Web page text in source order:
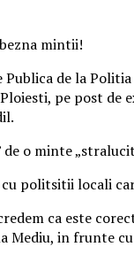
mintii!
de la
pe post
o minte
politsitii locali
ca este
in frunte